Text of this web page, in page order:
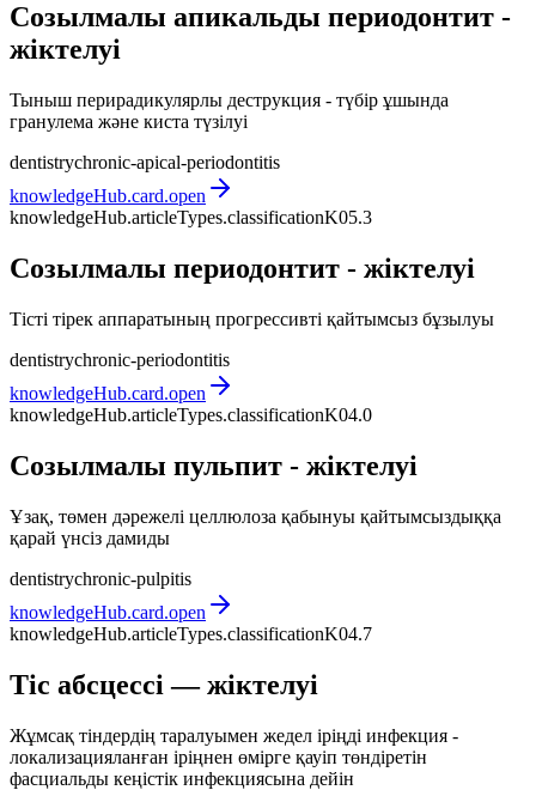
Созылмалы апикальды периодонтит -
жіктелуі
Тыныш перирадикулярлы деструкция - түбір ұшында
гранулема және киста түзілуі
dentistrychronic-apical-periodontitis
knowledgeHub.card.open
knowledgeHub.articleTypes.classificationK05.3
Созылмалы периодонтит - жіктелуі
Тісті тірек аппаратының прогрессивті қайтымсыз бұзылуы
dentistrychronic-periodontitis
knowledgeHub.card.open
knowledgeHub.articleTypes.classificationK04.0
Созылмалы пульпит - жіктелуі
Ұзақ, төмен дәрежелі целлюлоза қабынуы қайтымсыздыққа
қарай үнсіз дамиды
dentistrychronic-pulpitis
knowledgeHub.card.open
knowledgeHub.articleTypes.classificationK04.7
Тіс абсцессі — жіктелуі
Жұмсақ тіндердің таралуымен жедел іріңді инфекция -
локализацияланған іріңнен өмірге қауіп төндіретін
фасциальды кеңістік инфекциясына дейін